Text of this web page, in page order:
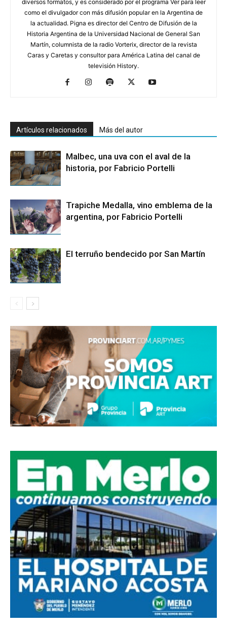
diversos formatos, y es considerado por el programa Ver para leer
como el divulgador con más difusión popular en la Argentina de
la actualidad. Pigna es director del Centro de Difusión de la
Historia Argentina de la Universidad Nacional de General San
Martín, columnista de la radio Vorterix, director de la revista
Caras y Caretas y consultor para América Latina del canal de
televisión History.
Artículos relacionados Más del autor
Malbec, una uva con el aval de la
historia, por Fabricio Portelli
Trapiche Medalla, vino emblema de la
argentina, por Fabricio Portelli
El terruño bendecido por San Martín